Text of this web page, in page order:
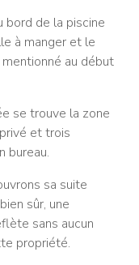
bord de la piscine
à manger et le
au début
se trouve la zone
et trois
bureau.
sa suite
sûr, une
sans aucun
propriété.